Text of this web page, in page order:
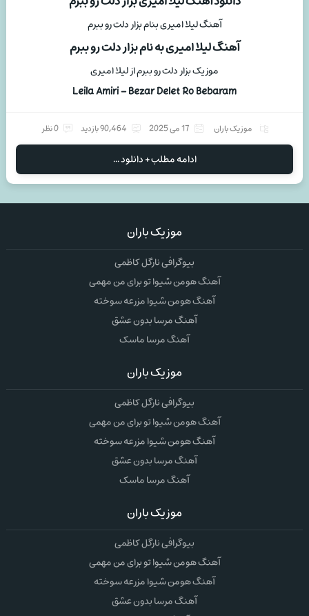
آهنگ لیلا امیری بنام بزار دلت رو ببرم
آهنگ لیلا امیری به نام بزار دلت رو ببرم
موزیک بزار دلت رو ببرم از لیلا امیری
Leila Amiri – Bezar Delet Ro Bebaram
موزیک باران 17 می 2025 90,464 بازدید 0 نظر
ادامه مطلب + دانلود ...
موزیک باران
بیوگرافی نارگل کاظمی
آهنگ هومن شیوا تو برای من مهمی
آهنگ هومن شیوا مزرعه سوخته
آهنگ مرسا بدون عشق
آهنگ مرسا ماسک
موزیک باران
بیوگرافی نارگل کاظمی
آهنگ هومن شیوا تو برای من مهمی
آهنگ هومن شیوا مزرعه سوخته
آهنگ مرسا بدون عشق
آهنگ مرسا ماسک
موزیک باران
بیوگرافی نارگل کاظمی
آهنگ هومن شیوا تو برای من مهمی
آهنگ هومن شیوا مزرعه سوخته
آهنگ مرسا بدون عشق